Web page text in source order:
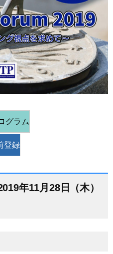
グラム
登録
年11月28日（木）